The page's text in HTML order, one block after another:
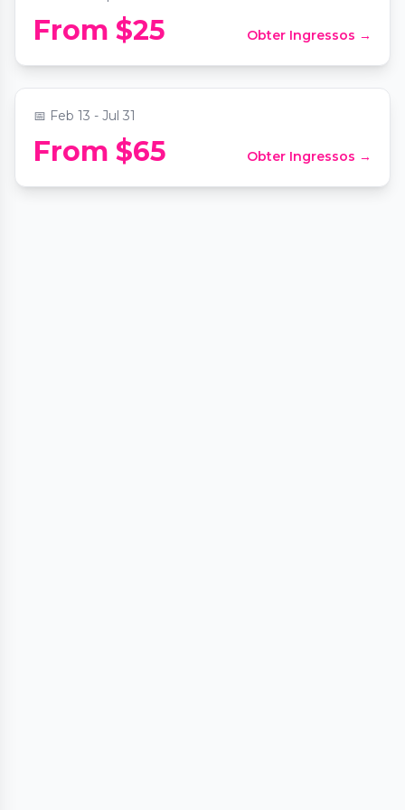
From $25 Obter Ingressos →
Mount Bonnell Mystery Picnic: Self-
Guided Foodie Adventure
📍Secret Location Austin
📅 Feb 13 - Jul 31
From $65 Obter Ingressos →